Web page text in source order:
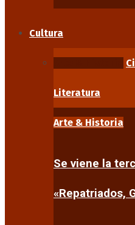
Cultura
Literatura
Arte & Historia
Se viene la
«Repatriados,